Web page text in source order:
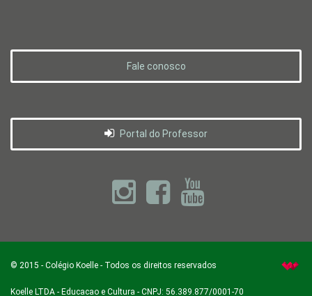
Fale conosco
Portal do Professor
© 2015 - Colégio Koelle - Todos os direitos reservados
Koelle LTDA - Educacao e Cultura - CNPJ: 56.389.877/0001-70